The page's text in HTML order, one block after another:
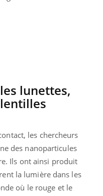
lunettes,
les chercheurs
des nanoparticules
Ils ont ainsi produit
la lumière dans les
où le rouge et le